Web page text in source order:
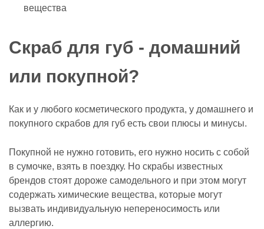
вещества
Скраб для губ - домашний
или покупной?
Как и у любого косметического продукта, у домашнего и
покупного скрабов для губ есть свои плюсы и минусы.
Покупной не нужно готовить, его нужно носить с собой
в сумочке, взять в поездку. Но скрабы известных
брендов стоят дороже самодельного и при этом могут
содержать химические вещества, которые могут
вызвать индивидуальную непереносимость или
аллергию.